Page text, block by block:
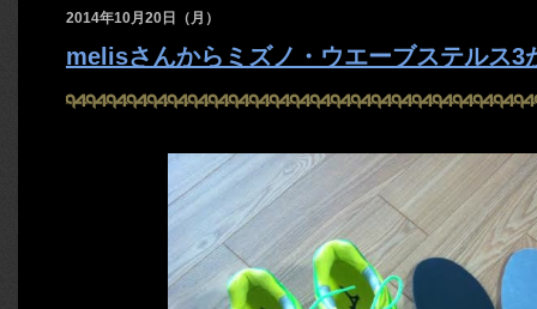
2014年10月20日（月）
melisさんからミズノ・ウエーブステルス3